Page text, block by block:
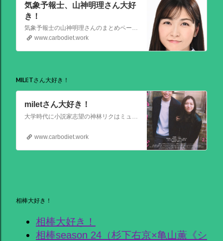
気象予報士、山神明理さん大好
き！
気象予報士の山神明理さんのまとめページを作成しました。情報があればこれからも更新します。 #山上明理 さんではありません、#山神明理 さんです。 #山神さんロス #気象予報士 #防災士 #山上あかり #DayDay
www.carbodiet.work
MILETさん大好き！
miletさん大好き！
大学時代に小説家志望の神林リクはミュージシャンを目指す前園ミナミと出会う。二人は互いに一目惚れして結婚。 8年後、リクは超人気のベストセラー作家となるがミナミは志半ばで夢を諦めていた。そんなある日ミナミとケンカした翌朝リクが目覚めると、なぜかミナミは大スターでリクは小説家ではなくいち編集者という世界
www.carbodiet.work
相棒大好き！
相棒大好き！
相棒season 24（杉下右京×亀山薫《シ